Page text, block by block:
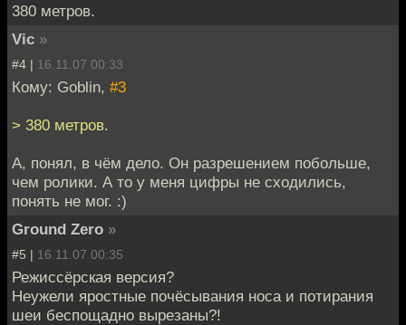
380 метров.
Vic »
#4 | 16.11.07 00:33
Кому: Goblin, #3
> 380 метров.
А, понял, в чём дело. Он разрешением побольше,
чем ролики. А то у меня цифры не сходились,
понять не мог. :)
Ground Zero »
#5 | 16.11.07 00:35
Режиссёрская версия?
Неужели яростные почёсывания носа и потирания
шеи беспощадно вырезаны?!